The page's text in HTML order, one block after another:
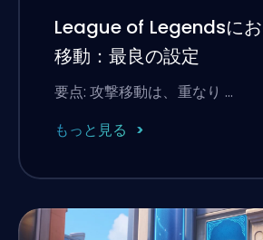
League of Legendsに
移動：最良の設定
要点: 攻撃移動は、重なり …
もっと見る